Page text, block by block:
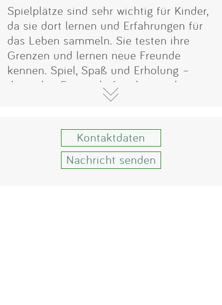
Anmelden
Spielplätze sind sehr wichtig für Kinder,
da sie dort lernen und Erfahrungen für
das Leben sammeln. Sie testen ihre
Grenzen und lernen neue Freunde
kennen. Spiel, Spaß und Erholung –
diese drei Eigenschaften bieten die
Spielplätze in Leichlingen und
es insgesamt fünf öffentlich
zugängliche Spielplätze. Im Leichlinger
Teil finden Sie 21 öffentliche Spielplätze
vor. Alle Spielplätze sind unten
Kontaktdaten
Nachricht senden